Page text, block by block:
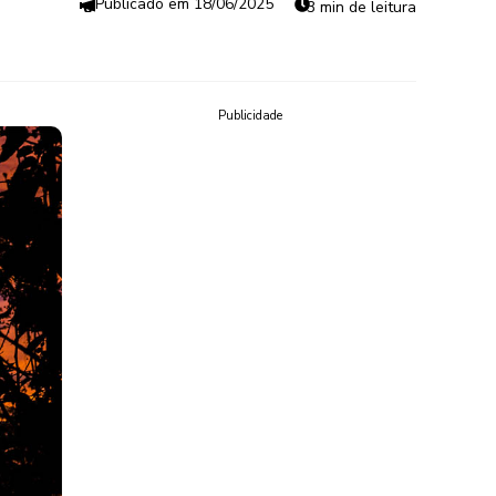
3 min de leitura
Publicidade